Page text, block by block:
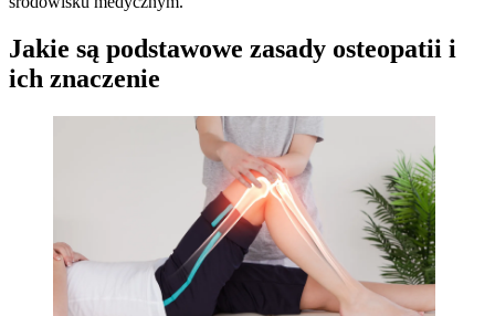
Jakie są podstawowe zasady osteopatii i
ich znaczenie